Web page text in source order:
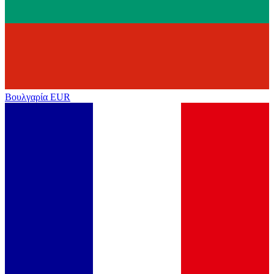
Βουλγαρία EUR